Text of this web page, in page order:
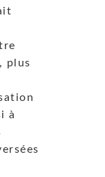
plus
à